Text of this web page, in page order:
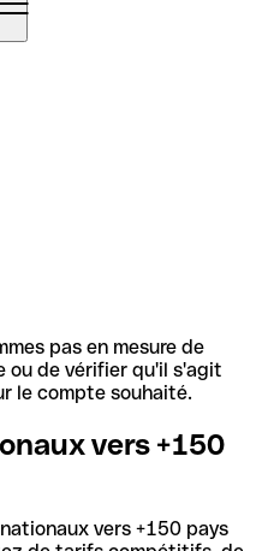
pas en mesure de
ou de vérifier qu'il s'agit
le compte souhaité.
vers +150
vers +150 pays